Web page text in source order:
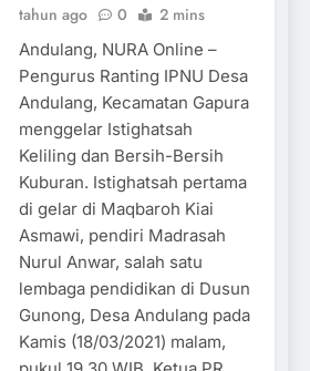
tahun ago
0 2 mins
Andulang, NURA Online –
Pengurus Ranting IPNU Desa
Andulang, Kecamatan Gapura
menggelar Istighatsah
Keliling dan Bersih-Bersih
Kuburan. Istighatsah pertama
di gelar di Maqbaroh Kiai
Asmawi, pendiri Madrasah
Nurul Anwar, salah satu
lembaga pendidikan di Dusun
Gunong, Desa Andulang pada
Kamis (18/03/2021) malam,